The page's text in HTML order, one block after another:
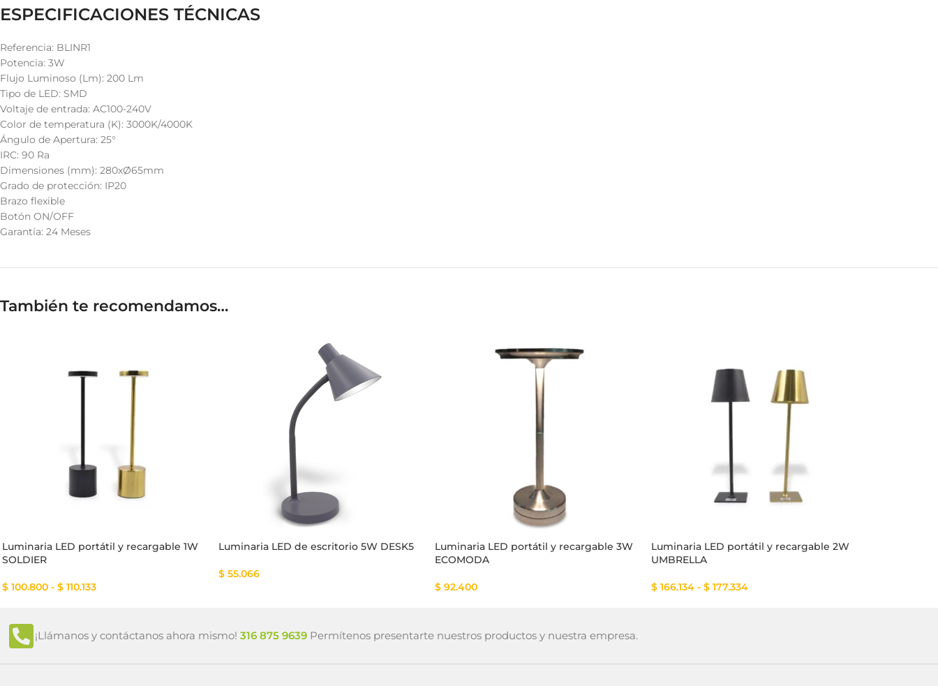
ESPECIFICACIONES TÉCNICAS
Referencia: BLINR1
Potencia: 3W
Flujo Luminoso (Lm): 200 Lm
Tipo de LED: SMD
Voltaje de entrada: AC100-240V
Color de temperatura (K): 3000K/4000K
Ángulo de Apertura: 25°
IRC: 90 Ra
Dimensiones (mm): 280xØ65mm
Grado de protección: IP20
Brazo flexible
Botón ON/OFF
Garantía: 24 Meses
También te recomendamos…
Luminaria LED portátil y recargable 1W
SOLDIER
$ 100.800 - $ 110.133
Luminaria LED de escritorio 5W DESK5
$ 55.066
Luminaria LED portátil y recargable 3W
ECOMODA
$ 92.400
Luminaria LED portátil y recargable 2W
UMBRELLA
$ 166.134 - $ 177.334
¡Llámanos y contáctanos ahora mismo! 316 875 9639 Permítenos presentarte nuestros productos y nuestra empresa.